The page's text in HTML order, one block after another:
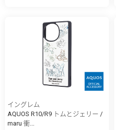
イングレム
AQUOS R10/R9 トムとジェリー /
maru 衝...